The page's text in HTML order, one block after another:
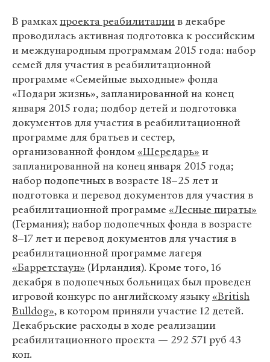
В рамкахпроекта реабилитациив декабре
проводилась активная подготовка к российским
и международным программам 2015 года: набор
семей для участия в реабилитационной
программе «Семейные выходные» фонда
«Подари жизнь», запланированной на конец
января 2015 года; подбор детей и подготовка
документов для участия в реабилитационной
программе для братьев и сестер,
организованной фондом «Шередарь» и
запланированной на конец января 2015 года;
набор подопечных в возрасте 18–25 лет и
подготовка и перевод документов для участия в
реабилитационной программе «Лесные пираты»
(Германия); набор подопечных фонда в возрасте
8–17 лет и перевод документов для участия в
реабилитационной программе лагеря
«Барретстаун» (Ирландия). Кроме того, 16
декабря в подопечных больницах был проведен
игровой конкурс по английскому языку «British
Bulldog», в котором приняли участие 12 детей.
Декабрьские расходы в ходе реализации
реабилитационного проекта — 292 571 руб 43
коп.